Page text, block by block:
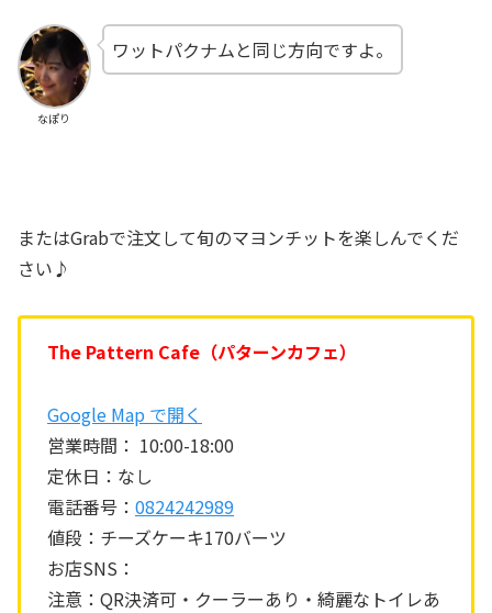
なぽり
ワットパクナムと同じ方向ですよ。
またはGrabで注文して旬のマヨンチットを楽しんでくだ
さい♪
The Pattern Cafe（パターンカフェ）
Google Map で開く
営業時間： 10:00-18:00
定休日：なし
電話番号： 0824242989
値段：チーズケーキ170バーツ
お店SNS：
注意：QR決済可・クーラーあり・綺麗なトイレあ